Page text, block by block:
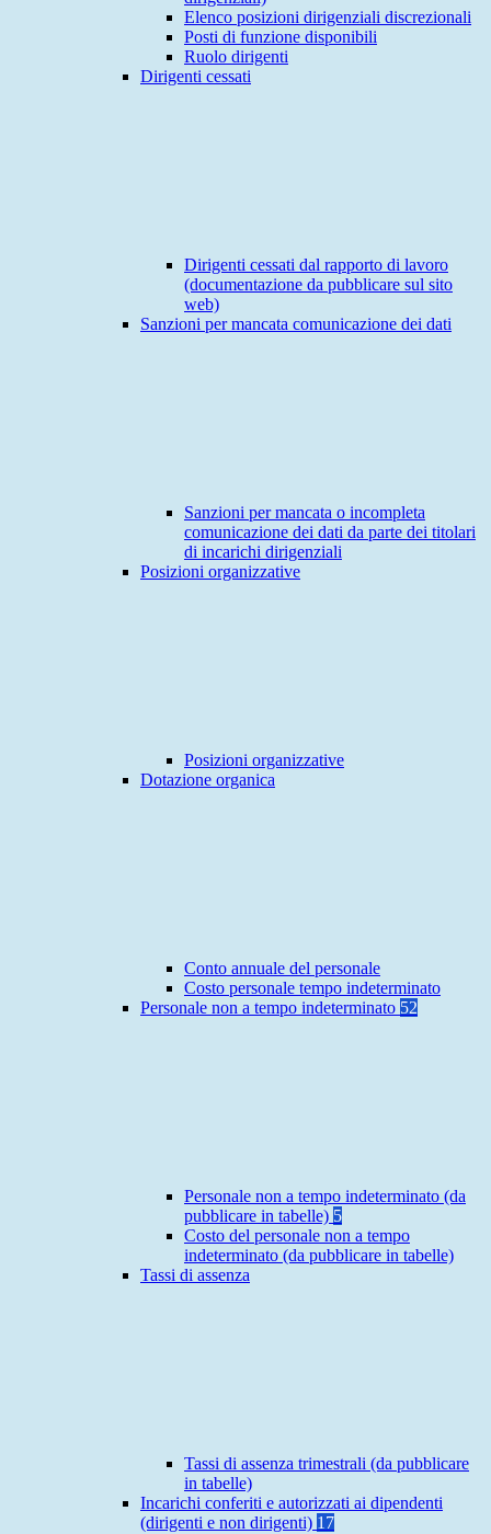
Elenco posizioni dirigenziali discrezionali
Posti di funzione disponibili
Ruolo dirigenti
Dirigenti cessati
Dirigenti cessati dal rapporto di lavoro
(documentazione da pubblicare sul sito
web)
Sanzioni per mancata comunicazione dei dati
Sanzioni per mancata o incompleta
comunicazione dei dati da parte dei titolari
di incarichi dirigenziali
Posizioni organizzative
Posizioni organizzative
Dotazione organica
Conto annuale del personale
Costo personale tempo indeterminato
Personale non a tempo indeterminato 52
Personale non a tempo indeterminato (da
pubblicare in tabelle) 5
Costo del personale non a tempo
indeterminato (da pubblicare in tabelle)
Tassi di assenza
Tassi di assenza trimestrali (da pubblicare
in tabelle)
Incarichi conferiti e autorizzati ai dipendenti
(dirigenti e non dirigenti) 17